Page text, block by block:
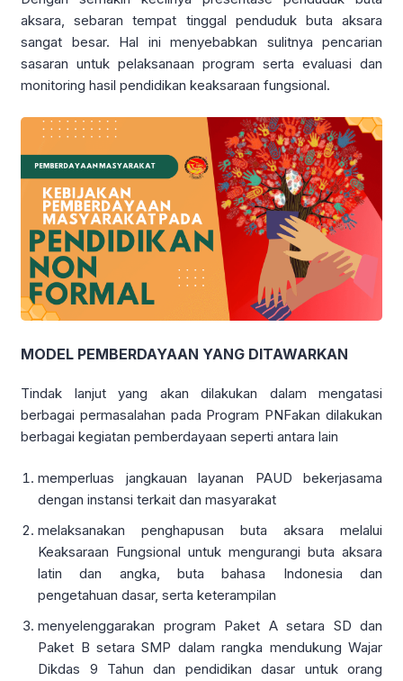
aksara, sebaran tempat tinggal penduduk buta aksara
sangat besar. Hal ini menyebabkan sulitnya pencarian
sasaran untuk pelaksanaan program serta evaluasi dan
monitoring hasil pendidikan keaksaraan fungsional.
MODEL PEMBERDAYAAN YANG DITAWARKAN
Tindak lanjut yang akan dilakukan dalam mengatasi
berbagai permasalahan pada Program PNFakan dilakukan
berbagai kegiatan pemberdayaan seperti antara lain
memperluas jangkauan layanan PAUD bekerjasama
dengan instansi terkait dan masyarakat
melaksanakan penghapusan buta aksara melalui
Keaksaraan Fungsional untuk mengurangi buta aksara
latin dan angka, buta bahasa Indonesia dan
pengetahuan dasar, serta keterampilan
menyelenggarakan program Paket A setara SD dan
Paket B setara SMP dalam rangka mendukung Wajar
Dikdas 9 Tahun dan pendidikan dasar untuk orang